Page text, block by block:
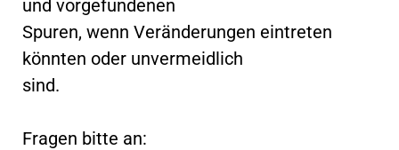
und vorgefundenen
Spuren, wenn Veränderungen eintreten
könnten oder unvermeidlich
sind.
Fragen bitte an: